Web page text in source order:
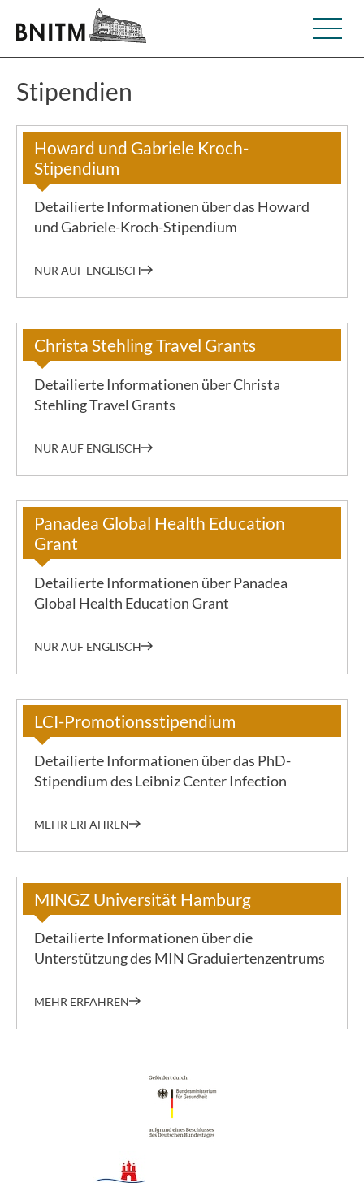
Stipendien
Howard und Gabriele Kroch-
Stipendium
Detailierte Informationen über das Howard
und Gabriele-Kroch-Stipendium
NUR AUF ENGLISCH
Christa Stehling Travel Grants
Detailierte Informationen über Christa
Stehling Travel Grants
NUR AUF ENGLISCH
Panadea Global Health Education
Grant
Detailierte Informationen über Panadea
Global Health Education Grant
NUR AUF ENGLISCH
LCI-Promotionsstipendium
Detailierte Informationen über das PhD-
Stipendium des Leibniz Center Infection
MEHR ERFAHREN
MINGZ Universität Hamburg
Detailierte Informationen über die
Unterstützung des MIN Graduiertenzentrums
MEHR ERFAHREN